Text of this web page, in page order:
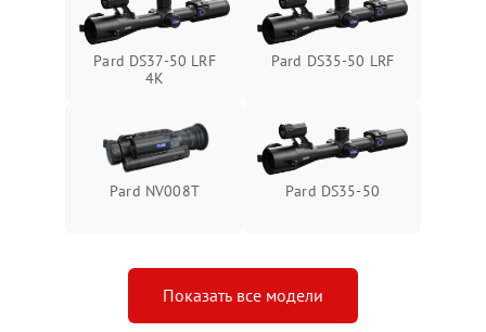
Pard DS37-50 LRF
4K
Pard DS35-50 LRF
Pard NV008T Pard DS35-50
Показать все модели